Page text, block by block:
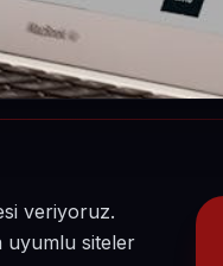
veriyoruz.
uyumlu siteler